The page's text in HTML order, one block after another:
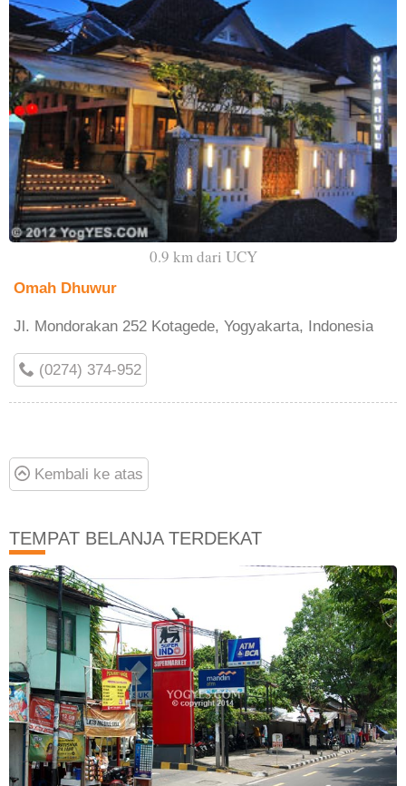
0.9 km dari UCY
Omah Dhuwur
Jl. Mondorakan 252 Kotagede, Yogyakarta, Indonesia
(0274) 374-952
Kembali ke atas
TEMPAT BELANJA TERDEKAT